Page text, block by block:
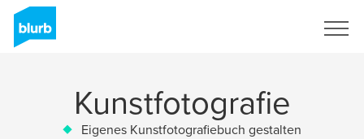
Kunstfotografie
Eigenes Kunstfotografiebuch gestalten